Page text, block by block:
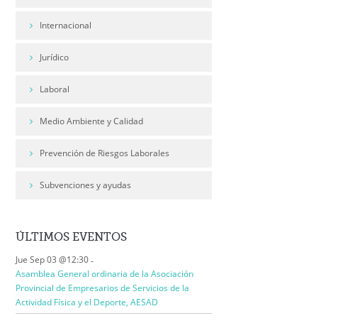
Internacional
Jurídico
Laboral
Medio Ambiente y Calidad
Prevención de Riesgos Laborales
Subvenciones y ayudas
ÚLTIMOS EVENTOS
Jue Sep 03 @12:30-
Asamblea General ordinaria de la Asociación
Provincial de Empresarios de Servicios de la
Actividad Física y el Deporte, AESAD